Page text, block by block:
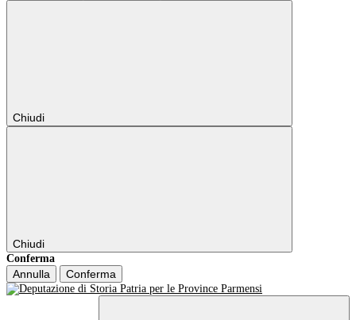
Chiudi
Chiudi
Conferma
Annulla Conferma